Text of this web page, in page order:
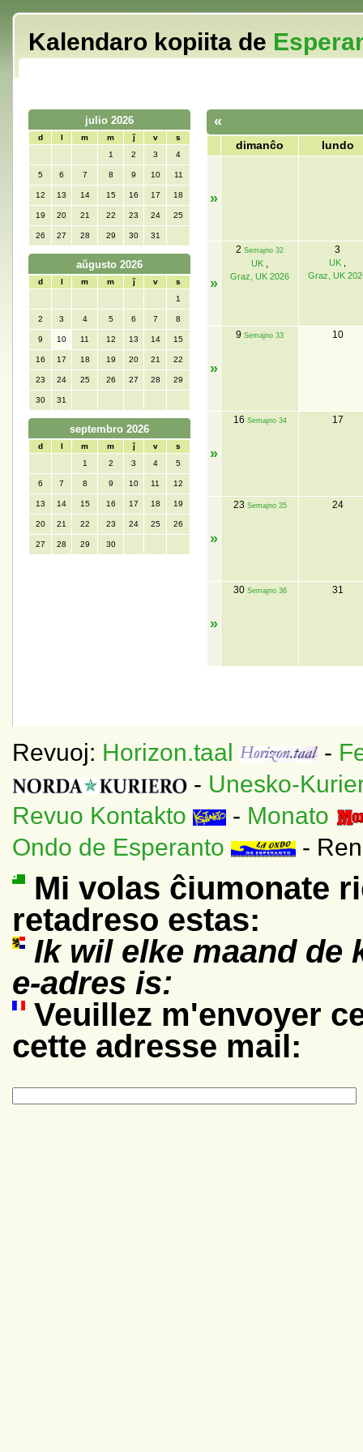
Kalendaro kopiita de
julio 2026
d m m ĵ v
s
1
2 3 4
5 6 7 8 9 10 11
12 13 14 15 16 17 18
19 20 21 22 23 24 25
26 27 28 29 30 31
aŭgusto 2026
d l m m ĵ v
s
1
2 3 4 5 6 7 8
9 10 11 12 13 14 15
16 17 18 19 20 21 22
23 24 25 26 27 28 29
30 31
septembro 2026
d l m m ĵ v
s
1
2 3 4 5
6 7 8 9 10 11 12
13 14 15 16 17 18 19
20 21 22 23 24 25 26
27 28 29 30
«
dimanĉo lundo
»
»
2 Semajno 32
UK ,
Graz, UK 2026
3
UK ,
Graz, UK
»
9 Semajno 33 10
»
16 Semajno 34 17
»
23 Semajno 35 24
»
30 Semajno 36 31
Revuoj: Horizon.taal -
- Unesko-
Revuo Kontakto
- Monato
Ondo de Esperanto
-
Mi volas ĉiumonate
retadreso estas:
Ik wil elke maand de
e-adres is:
Veuillez m'envoyer
cette adresse mail: